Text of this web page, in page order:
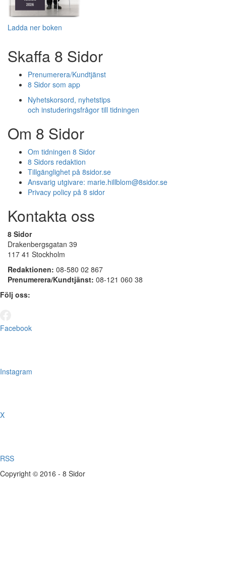
Ladda ner boken
Skaffa 8 Sidor
Prenumerera/Kundtjänst
8 Sidor som app
Nyhetskorsord, nyhetstips
och instuderingsfrågor till tidningen
Om 8 Sidor
Om tidningen 8 Sidor
8 Sidors redaktion
Tillgänglighet på 8sidor.se
Ansvarig utgivare: marie.hillblom@8sidor.se
Privacy policy på 8 sidor
Kontakta oss
8 Sidor
Drakenbergsgatan 39
117 41 Stockholm
Redaktionen: 08-580 02 867
Prenumerera/Kundtjänst: 08-121 060 38
Följ oss:
Facebook
Instagram
X
RSS
Copyright © 2016 - 8 Sidor